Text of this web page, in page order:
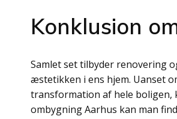
Konklusion
Samlet set tilbyder renovering
æstetikken i ens hjem. Uanset
transformation af hele boligen,
ombygning Aarhus kan man